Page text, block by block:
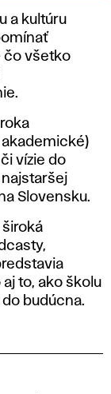
a kultúru
čo všetko
akademické)
vízie do
Slovensku.
široká
to, ako školu
budúcna.